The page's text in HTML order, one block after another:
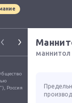
Россия
маннитол